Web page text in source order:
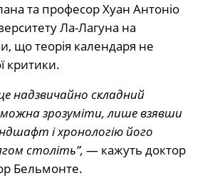
та професор Хуан Антоніо
Ла-Лагуна на
що теорія календаря не
критики.
надзвичайно складний
зрозуміти, лише взявши
і хронологію його
століть”, — кажуть доктор
Бельмонте.